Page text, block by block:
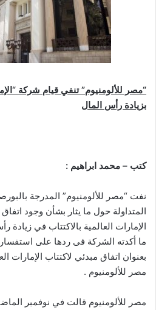
“مصر للألومنيوم” تنفي قيام شركة
بزيادة رأس المال
كتب – محمد ابراهيم :
نفت “مصر للألومنيوم” المدرجة
المتداولة حول ما يثار بشأن وجود
الإمارات العالمية بالاكتتاب في
ما أكدته الشركة فى ردها على
بعنوان اتفاق مبدئي لاكتتاب الإمارات
مصر للألومنيوم .
مصر للألومنيوم قالت في نوفمبر